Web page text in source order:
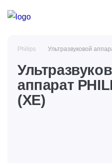
Philips Ультразвуковой
аппарат
(XE)